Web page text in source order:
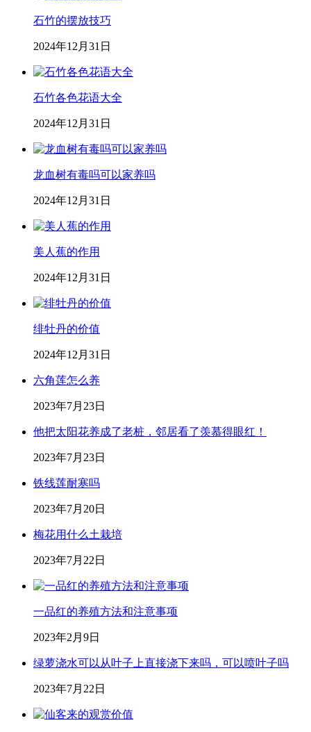
石竹的摆放技巧
2024年12月31日
石竹各色花语大全
2024年12月31日
龙血树有毒吗可以家养吗
2024年12月31日
美人蕉的作用
2024年12月31日
绯牡丹的价值
2024年12月31日
六角莲怎么养
2023年7月23日
他把太阳花养成了老桩，邻居看了羡慕得眼红！
2023年7月23日
铁线莲耐寒吗
2023年7月20日
梅花用什么土栽培
2023年7月22日
一品红的养殖方法和注意事项
2023年2月9日
绿萝浇水可以从叶子上直接浇下来吗，可以喷叶子吗
2023年7月22日